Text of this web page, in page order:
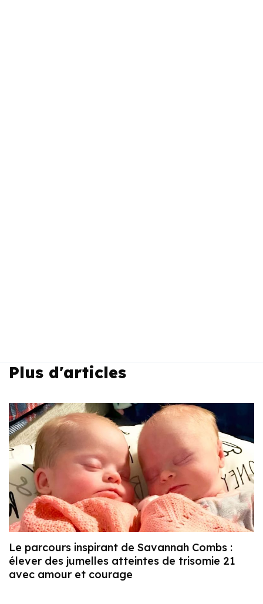
Plus d'articles
Le parcours inspirant de Savannah Combs :
élever des jumelles atteintes de trisomie 21
avec amour et courage